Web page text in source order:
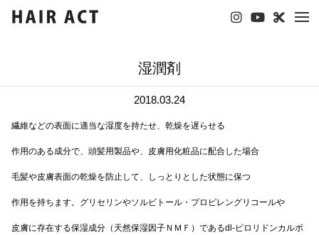
湿潤剤
2018.03.24
繊維などの表面に適当な湿度を持たせ、乾燥を遅らせる
作用のある成分で、頭髪用製品や、皮膚用化粧品に配合した場合
毛髪や皮膚表面の乾燥を防止して、しっとりとした状態に保つ
作用を持ちます。グリセリンやソルビトール・プロピレングリコールや
皮膚に存在する保湿成分（天然保湿因子ＮＭＦ）であるdl-ピロリドンカルボ